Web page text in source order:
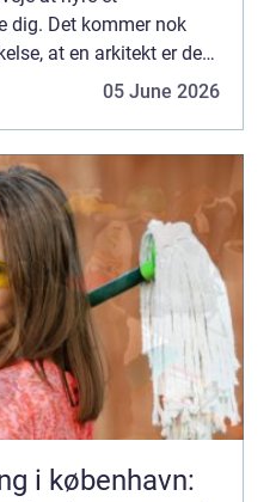
Det kommer nok
at en arkitekt er den
og udkast til,05 June 2026
i københavn: